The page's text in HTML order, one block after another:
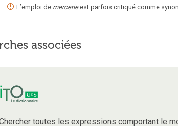
L’emploi de mercerie est parfois critiqué comme
associées
toutes les expressions comportant le